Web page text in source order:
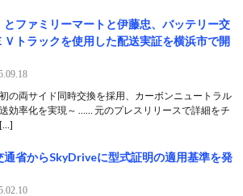
とファミリーマートと伊藤忠、バッテリー交
Ｖトラックを使用した配送実証を横浜市で開
の両サイド同時交換を採用、カーボンニュートラル
効率化を実現～ …… 元のプレスリリースで詳細をチ
通省からSkyDriveに型式証明の適用基準を発